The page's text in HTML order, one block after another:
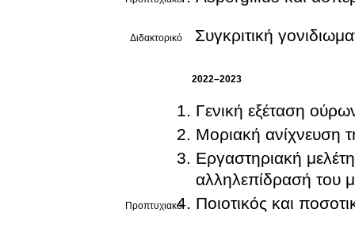
Διδακτορικό Συγκριτική
2022–2023
Προπτυχιακό
Γενική εξέταση
Μοριακή ανίχνευση
Εργαστηριακή
αλληλεπίδρασή του
Ποιοτικός και